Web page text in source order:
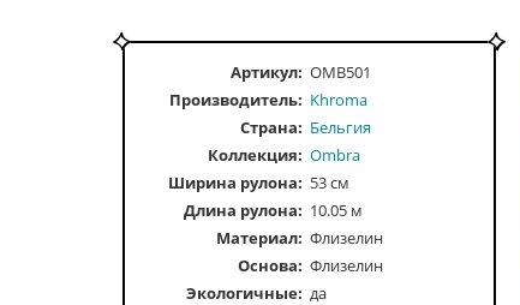
Артикул: OMB501
Производитель: Khroma
Страна: Бельгия
Коллекция: Ombra
Ширина рулона: 53 см
Длина рулона: 10.05 м
Материал: Флизелин
Основа: Флизелин
Экологичные: да